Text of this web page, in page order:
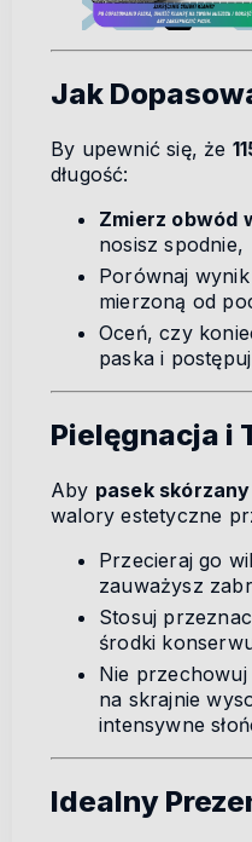
Jak
By upewnić się, że
długość:
Zmierz obwód
nosisz spodnie,
Porównaj wynik
mierzoną od
Oceń, czy
paska i
Pielęgnacja i
Aby pasek skórzany
walory estetyczne
Przecieraj go
zauważysz
Stosuj
środki
Nie
na skrajnie
intensywne
Idealny